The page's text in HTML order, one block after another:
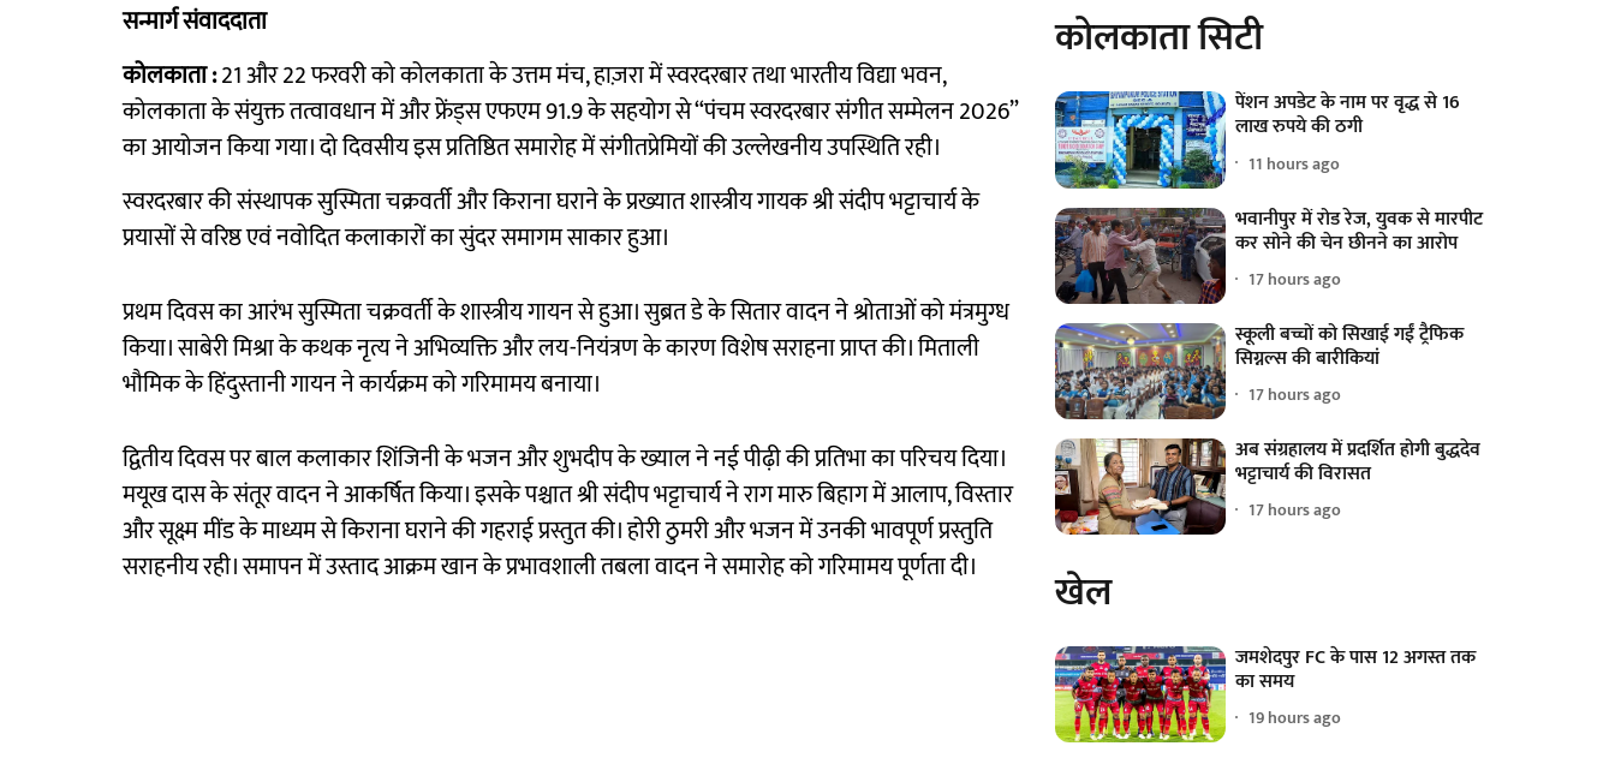
सन्मार्ग संवाददाता
कोलकाता :21 और 22 फरवरी को कोलकाता के उत्तम मंच, हाज़रा में स्वरदरबार तथा भारतीय विद्या भवन,
कोलकाता के संयुक्त तत्वावधान में और फ्रेंड्स एफएम 91.9 के सहयोग से “पंचम स्वरदरबार संगीत सम्मेलन 2026”
का आयोजन किया गया। दो दिवसीय इस प्रतिष्ठित समारोह में संगीतप्रेमियों की उल्लेखनीय उपस्थिति रही।
स्वरदरबार की संस्थापक सुस्मिता चक्रवर्ती और किराना घराने के प्रख्यात शास्त्रीय गायक श्री संदीप भट्टाचार्य के
प्रयासों से वरिष्ठ एवं नवोदित कलाकारों का सुंदर समागम साकार हुआ।
प्रथम दिवस का आरंभ सुस्मिता चक्रवर्ती के शास्त्रीय गायन से हुआ। सुब्रत डे के सितार वादन ने श्रोताओं को मंत्रमुग्ध
किया। साबेरी मिश्रा के कथक नृत्य ने अभिव्यक्ति और लय-नियंत्रण के कारण विशेष सराहना प्राप्त की। मिताली
भौमिक के हिंदुस्तानी गायन ने कार्यक्रम को गरिमामय बनाया।
द्वितीय दिवस पर बाल कलाकार शिंजिनी के भजन और शुभदीप के ख्याल ने नई पीढ़ी की प्रतिभा का परिचय दिया।
मयूख दास के संतूर वादन ने आकर्षित किया। इसके पश्चात श्री संदीप भट्टाचार्य ने राग मारु बिहाग में आलाप, विस्तार
और सूक्ष्म मींड के माध्यम से किराना घराने की गहराई प्रस्तुत की। होरी ठुमरी और भजन में उनकी भावपूर्ण प्रस्तुति
सराहनीय रही। समापन में उस्ताद आक्रम खान के प्रभावशाली तबला वादन ने समारोह को गरिमामय पूर्णता दी।
कोलकाता सिटी
पेंशन अपडेट के नाम पर वृद्ध से 16
लाख रुपये की ठगी
11 hours ago
भवानीपुर में रोड रेज, युवक से मारपीट
कर सोने की चेन छीनने का आरोप
17 hours ago
स्कूली बच्चों को सिखाई गईं ट्रैफिक
सिग्नल्स की बारीकियां
17 hours ago
अब संग्रहालय में प्रदर्शित होगी बुद्धदेव
भट्टाचार्य की विरासत
17 hours ago
खेल
जमशेदपुर FC के पास 12 अगस्त तक
का समय
19 hours ago